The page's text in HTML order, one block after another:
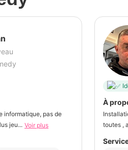
informatique, pas de
jeu... Voir plus
À
toutes ,